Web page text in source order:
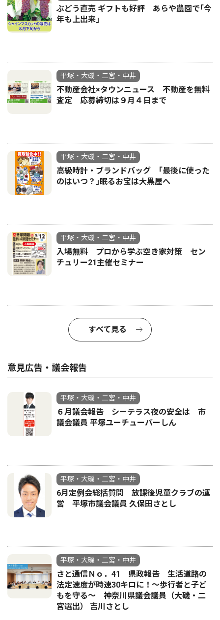
ぶどう直売 ギフトも好評 あらや農園で｢今
年も上出来｣
平塚・大磯・二宮・中井
不動産会社×タウンニュース 不動産を無料
査定 応募締切は９月４日まで
平塚・大磯・二宮・中井
高級時計・ブランドバッグ ｢最後に使った
のはいつ？｣眠るお宝は大黒屋へ
平塚・大磯・二宮・中井
入場無料 プロから学ぶ空き家対策 セン
チュリー21主催セミナー
すべて見る
意見広告・議会報告
平塚・大磯・二宮・中井
６月議会報告 シーテラス夜の安全は 市
議会議員 平塚ユーチューバーしん
平塚・大磯・二宮・中井
6月定例会総括質問 放課後児童クラブの運
営 平塚市議会議員 久保田さとし
平塚・大磯・二宮・中井
さと通信Ｎｏ．41 県政報告 生活道路の
法定速度が時速30キロに！〜歩行者と子ど
もを守る〜 神奈川県議会議員（大磯・二
宮選出） 吉川さとし